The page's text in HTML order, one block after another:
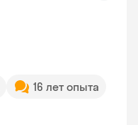
16 лет опыта